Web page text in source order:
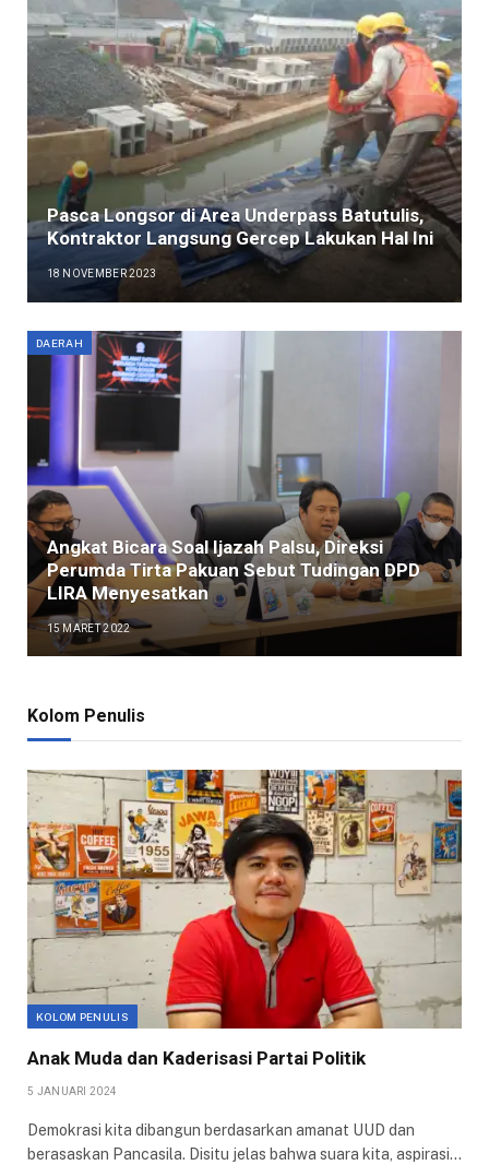
Pasca Longsor di Area Underpass Batutulis,
Kontraktor Langsung Gercep Lakukan Hal Ini
18 NOVEMBER 2023
DAERAH
Angkat Bicara Soal Ijazah Palsu, Direksi
Perumda Tirta Pakuan Sebut Tudingan DPD
LIRA Menyesatkan
15 MARET 2022
Kolom Penulis
KOLOM PENULIS
Anak Muda dan Kaderisasi Partai Politik
5 JANUARI 2024
Demokrasi kita dibangun berdasarkan amanat UUD dan
berasaskan Pancasila. Disitu jelas bahwa suara kita, aspirasi…